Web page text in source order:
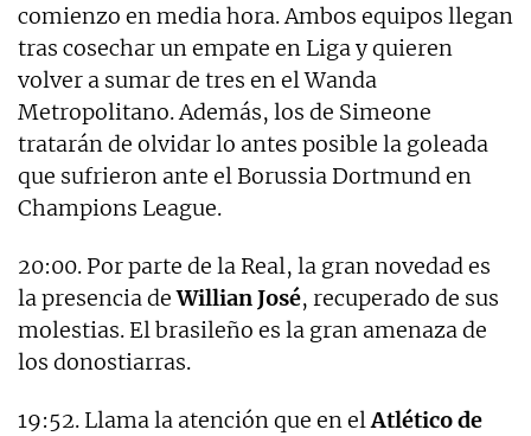
comienzo en media hora. Ambos equipos llegan
tras cosechar un empate en Liga y quieren
volver a sumar de tres en el Wanda
Metropolitano. Además, los de Simeone
tratarán de olvidar lo antes posible la goleada
que sufrieron ante el Borussia Dortmund en
Champions League.
20:00. Por parte de la Real, la gran novedad es
la presencia deWillian José, recuperado de sus
molestias. El brasileño es la gran amenaza de
los donostiarras.
19:52. Llama la atención que en elAtlético de